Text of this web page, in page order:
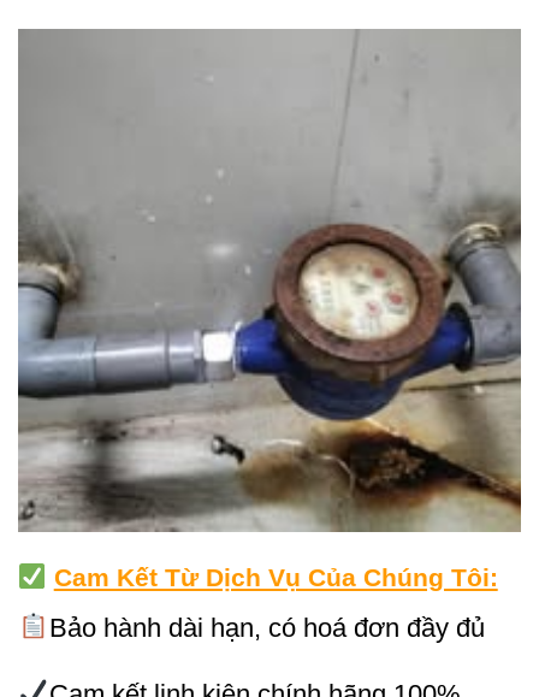
Cam Kết Từ Dịch Vụ Của Chúng Tôi:
Bảo hành dài hạn, có hoá đơn đầy đủ